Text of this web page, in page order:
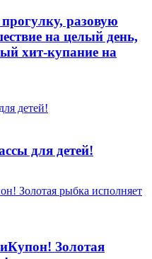
разовую
на целый день,
хит-купание на
для детей!
Золотая